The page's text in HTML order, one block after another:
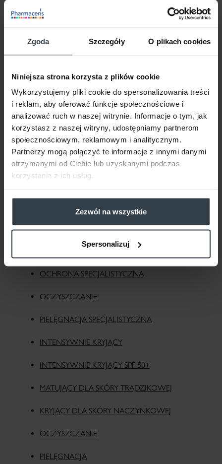
Zgoda Szczegóły O plikach cookies
Niniejsza strona korzysta z plików cookie
Wykorzystujemy pliki cookie do spersonalizowania treści
i reklam, aby oferować funkcje społecznościowe i
analizować ruch w naszej witrynie. Informacje o tym, jak
korzystasz z naszej witryny, udostępniamy partnerom
społecznościowym, reklamowym i analitycznym.
Partnerzy mogą połączyć te informacje z innymi danymi
otrzymanymi od Ciebie lub uzyskanymi podczas
korzystania z ich usług.
Zezwól na wszystkie
Spersonalizuj
PIELĘGNACJA
OCHRONA PRZECIWSŁONECZNA
OCZYSZCZANIE
PIELĘGNACJA
PIELĘGNACJA SPECJALISTYCZNA
OCHRONA PRZECIWSŁONECZNA
DLA DOROSŁYCH
DLA NIEMOWLĄT I DZIECI
OCHRONA SPECJALISTYCZNA
OCZYSZCZANIE
PIELĘGNACJA SPECJALISTYCZNA
INTENSYWNIE KRYJĄCY
INTENSYWNIE KRYJĄCY SPF 50+
MATUJĄCY DLA SKÓRY TRĄDZIKOWEJ
KRYJĄCY DLA SKÓRY NACZYNKOWEJ
OCZYSZCZANIE
PIELĘGNACJA